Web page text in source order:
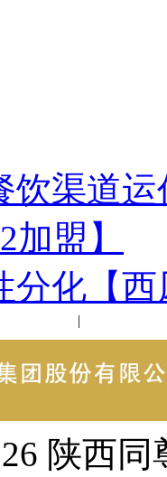
饮渠道
盟】
分化【
|
陕西